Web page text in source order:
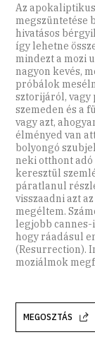
Az
megszüntetése
hivatásos
így lehetne
mindezt a mozi
nagyon kevés,
próbálok
sztorijáról, vagy
szemeden és a
vagy azt,
élményed van
bolyongó
neki otthont
keresztül
páratlanul
visszaadni azt
megéltem.
legjobb cannes-
hogy ráadásul
(Resurrection).
moziálmok
MEGOSZTÁS